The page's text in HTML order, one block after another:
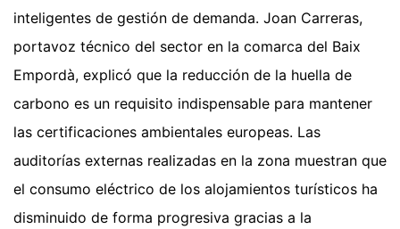
inteligentes de gestión de demanda. Joan Carreras,
portavoz técnico del sector en la comarca del Baix
Empordà, explicó que la reducción de la huella de
carbono es un requisito indispensable para mantener
las certificaciones ambientales europeas. Las
auditorías externas realizadas en la zona muestran que
el consumo eléctrico de los alojamientos turísticos ha
disminuido de forma progresiva gracias a la